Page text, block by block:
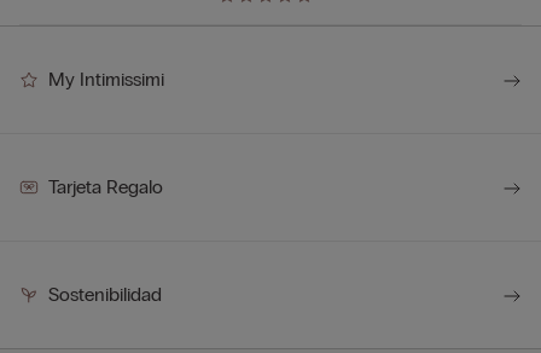
My Intimissimi
Tarjeta Regalo
Sostenibilidad